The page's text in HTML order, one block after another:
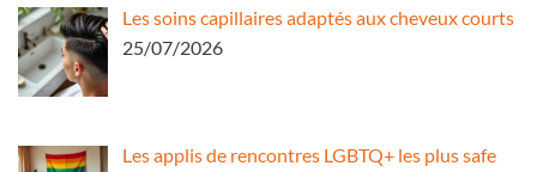
Les soins capillaires adaptés aux cheveux courts
25/07/2026
Les applis de rencontres LGBTQ+ les plus safe